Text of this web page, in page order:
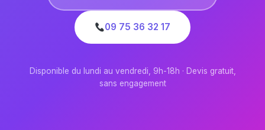
09 75 36 32 17
Disponible du lundi au vendredi, 9h-18h · Devis gratuit,
sans engagement